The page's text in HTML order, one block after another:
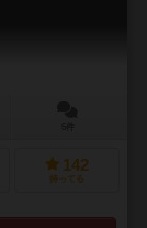
142
持ってる